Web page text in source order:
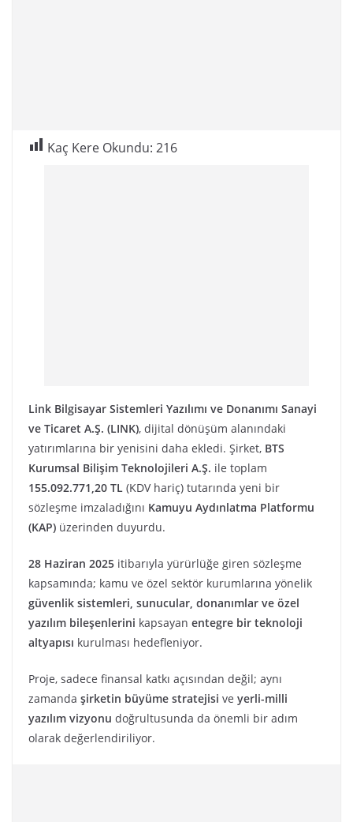
Kaç Kere Okundu: 216
Link Bilgisayar Sistemleri Yazılımı ve Donanımı Sanayi
ve Ticaret A.Ş. (LINK), dijital dönüşüm alanındaki
yatırımlarına bir yenisini daha ekledi. Şirket, BTS
Kurumsal Bilişim Teknolojileri A.Ş. ile toplam
155.092.771,20 TL (KDV hariç) tutarında yeni bir
sözleşme imzaladığını Kamuyu Aydınlatma Platformu
(KAP) üzerinden duyurdu.
28 Haziran 2025 itibarıyla yürürlüğe giren sözleşme
kapsamında; kamu ve özel sektör kurumlarına yönelik
güvenlik sistemleri, sunucular, donanımlar ve özel
yazılım bileşenlerini kapsayan entegre bir teknoloji
altyapısı kurulması hedefleniyor.
Proje, sadece finansal katkı açısından değil; aynı
zamanda şirketin büyüme stratejisi ve yerli-milli
yazılım vizyonu doğrultusunda da önemli bir adım
olarak değerlendiriliyor.